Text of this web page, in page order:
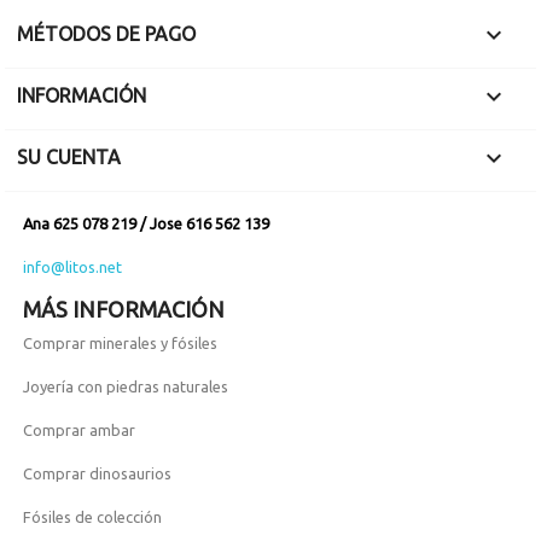
MÉTODOS DE PAGO 
INFORMACIÓN 
SU CUENTA 
Ana 625 078 219 / Jose 616 562 139
info@litos.net
MÁS INFORMACIÓN
Comprar minerales y fósiles
Joyería con piedras naturales
Comprar ambar
Comprar dinosaurios
Fósiles de colección